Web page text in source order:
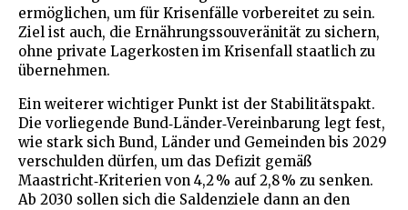
ermöglichen, um für Krisenfälle vorbereitet zu sein.
Ziel ist auch, die Ernährungssouveränität zu sichern,
ohne private Lagerkosten im Krisenfall staatlich zu
übernehmen.
Ein weiterer wichtiger Punkt ist der Stabilitätspakt.
Die vorliegende Bund‑Länder‑Vereinbarung legt fest,
wie stark sich Bund, Länder und Gemeinden bis 2029
verschulden dürfen, um das Defizit gemäß
Maastricht‑Kriterien von 4,2 % auf 2,8 % zu senken.
Ab 2030 sollen sich die Saldenziele dann an den